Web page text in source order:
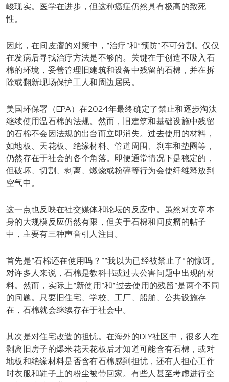
峻现实。医学在进步，但这种癌症仍然具有极高的致死
性。
因此，在间皮瘤的对策中，“治疗”和“预防”不可分割。仅仅
在发病后寻找治疗方法是不够的。关键在于创造不吸入石
棉的环境，妥善管理旧建筑和设备中残留的石棉，并在拆
除或翻新现场保护工人和周边居民。
美国环保署（EPA）在2024年最终确定了禁止和逐步淘汰
继续使用温石棉的法规。然而，旧建筑和基础设施中残留
的石棉不会因法规的出台而立即消失。过去使用的材料，
如地板、天花板、绝缘材料、管道周围、刹车和垫圈等，
仍然存在于社会的各个角落。即便通常情况下是稳定的，
但破坏、切割、剥离、燃烧或粉碎等行为会使纤维释放到
空气中。
这一点也反映在社交媒体和论坛的反应中。虽然对文章本
身的大规模反应仍然有限，但关于石棉和间皮瘤的帖子
中，主要有三种声音引人注目。
首先是“石棉还在使用吗？”“我以为已经被禁止了”的惊讶。
对许多人来说，石棉是教科书或过去公害问题中出现的材
料。然而，实际上“新使用”和“过去使用的残留”是两个不同
的问题。只要旧住宅、学校、工厂、船舶、公共设施存
在，石棉就会继续存在于社会中。
其次是对住宅改造的担忧。在海外的DIY社区中，很多人在
剥离旧房子的爆米花天花板后才知道可能含有石棉，或对
地板和绝缘材料是否含有石棉感到担忧，还有人担心工作
时衣服和鞋子上的粉尘被带回家。有些人甚至考虑进行空